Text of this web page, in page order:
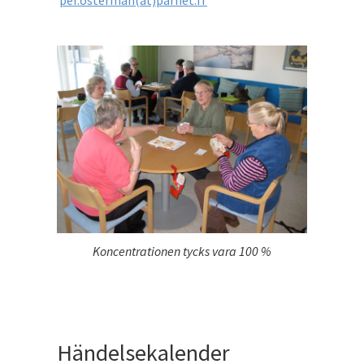
Koncentrationen tycks vara 100 %
Händelsekalender